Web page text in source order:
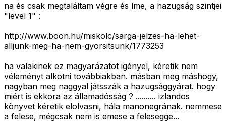
na és csak megtaláltam végre és íme, a hazugság szintjei
"level 1" :
http://www.boon.hu/miskolc/sarga-jelzes-ha-lehet-
alljunk-meg-ha-nem-gyorsitsunk/1773253
ha valakinek ez magyarázatot igényel, kéretik nem
véleményt alkotni továbbiakban. másban meg máshogy,
nagyban meg naggyal játsszák a hazugsággyárat. hogy
miért is ekkora az államadósság ? .......... izlandos
könyvet kéretik elolvasni, hála manonegrának. nemmese
a felese, mégcsak nem is emese a felesegge...